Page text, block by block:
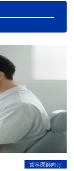
歯科医師向け